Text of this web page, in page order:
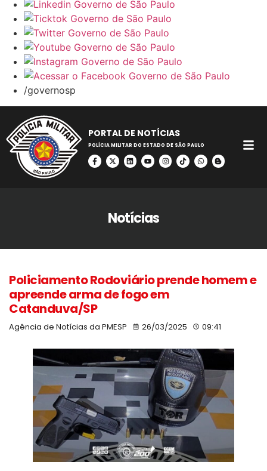
/governosp
PORTAL DE NOTÍCIAS
POLÍCIA MILITAR DO ESTADO DE SÃO PAULO
Notícias
Policiamento Rodoviário prende homem e
apreende arma de fogo em
Catanduva/SP
Agência de Notícias da PMESP 26/03/2025 09:41